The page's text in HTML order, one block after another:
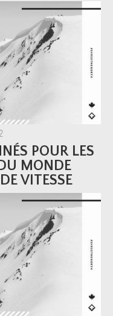
POUR LES
MONDE
VITESSE